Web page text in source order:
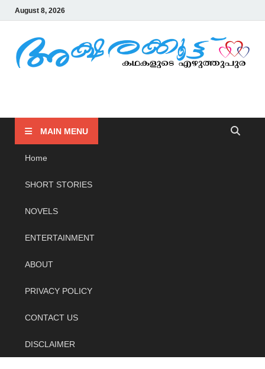
August 8, 2026
MAIN MENU
Home
SHORT STORIES
NOVELS
ENTERTAINMENT
ABOUT
PRIVACY POLICY
CONTACT US
DISCLAIMER